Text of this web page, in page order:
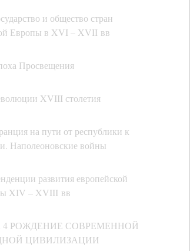
и общество стран
Европы в XVI – XVII вв
Просвещения
XVIII столетия
на пути от республики к
Наполеоновские войны
развития европейской
XIV – XVIII вв
4 РОЖДЕНИЕ СОВРЕМЕННОЙ
ЦИВИЛИЗАЦИИ